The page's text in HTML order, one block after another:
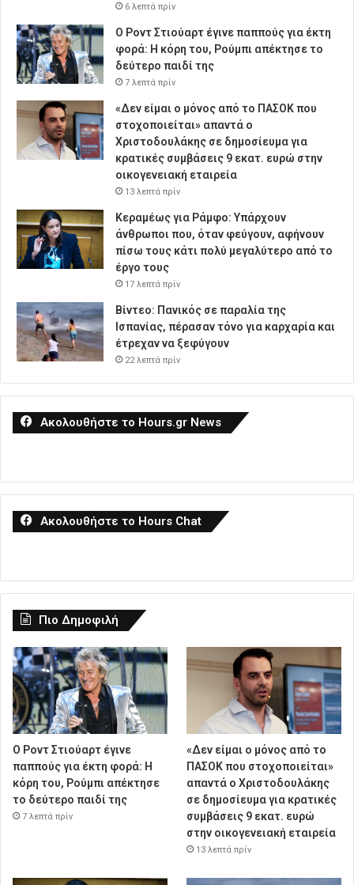
6 λεπτά πρίν
Ο Ροντ Στιούαρτ έγινε παππούς για έκτη
φορά: Η κόρη του, Ρούμπι απέκτησε το
δεύτερο παιδί της
7 λεπτά πρίν
«Δεν είμαι ο μόνος από το ΠΑΣΟΚ που
στοχοποιείται» απαντά ο
Χριστοδουλάκης σε δημοσίευμα για
κρατικές συμβάσεις 9 εκατ. ευρώ στην
οικογενειακή εταιρεία
13 λεπτά πρίν
Κεραμέως για Ράμφο: Υπάρχουν
άνθρωποι που, όταν φεύγουν, αφήνουν
πίσω τους κάτι πολύ μεγαλύτερο από το
έργο τους
17 λεπτά πρίν
Βίντεο: Πανικός σε παραλία της
Ισπανίας, πέρασαν τόνο για καρχαρία και
έτρεχαν να ξεφύγουν
22 λεπτά πρίν
Ακολουθήστε το Hours.gr News
Ακολουθήστε το Hours Chat
Πιο Δημοφιλή
Ο Ροντ Στιούαρτ έγινε
παππούς για έκτη φορά: Η
κόρη του, Ρούμπι απέκτησε
το δεύτερο παιδί της
7 λεπτά πρίν
«Δεν είμαι ο μόνος από το
ΠΑΣΟΚ που στοχοποιείται»
απαντά ο Χριστοδουλάκης
σε δημοσίευμα για κρατικές
συμβάσεις 9 εκατ. ευρώ
στην οικογενειακή εταιρεία
13 λεπτά πρίν